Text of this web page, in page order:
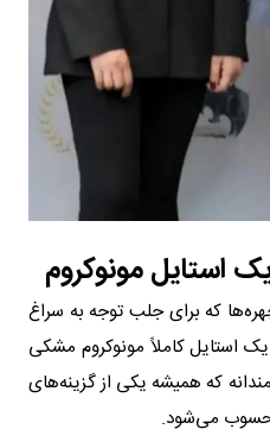
استایل مونوکروم
که برای جلب توجه به سراغ
استایل کاملاً مونوکروم مشکی
که همیشه یکی از گزینه‌های
می‌شود.